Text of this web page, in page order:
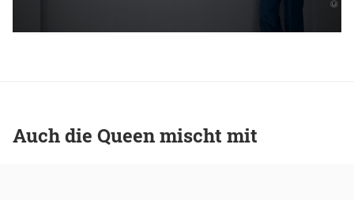
Auch die Queen mischt mit